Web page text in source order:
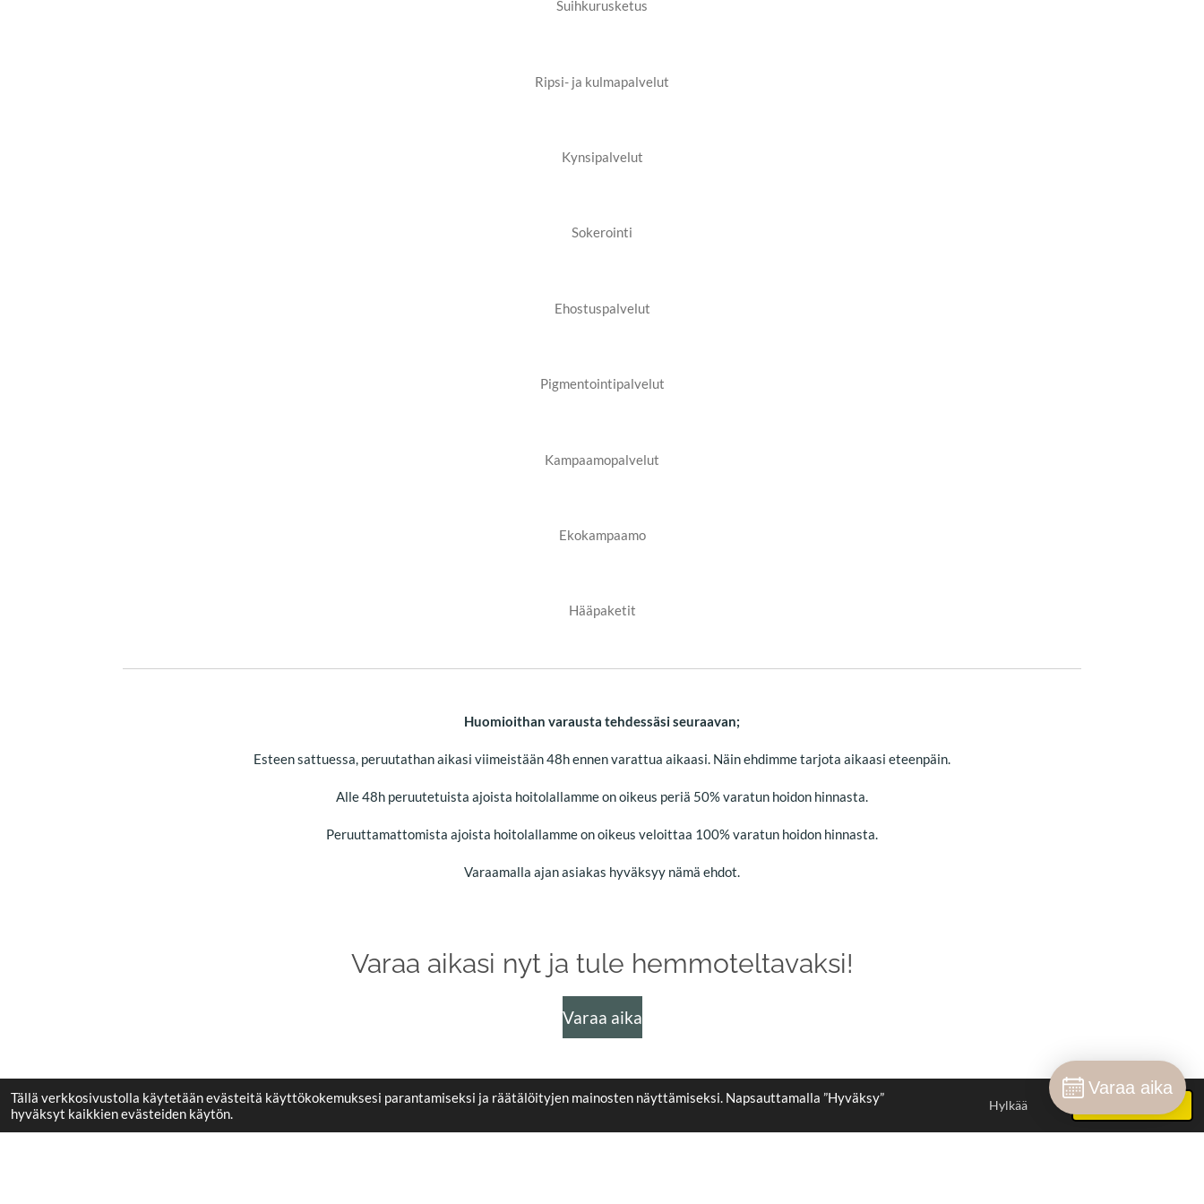
Tällä verkkosivustolla käytetään evästeitä käyttökokemuksesi parantamiseksi ja räätälöityjen mainosten näyttämiseksi. Napsauttamalla ”Hyväksy”
hyväksyt kaikkien evästeiden käytön.
Hylkää
Suihkurusketus
Ripsi- ja kulmapalvelut
Kynsipalvelut
Sokerointi
Ehostuspalvelut
Pigmentointipalvelut
Kampaamopalvelut
Ekokampaamo
Hääpaketit
Huomioithan varausta tehdessäsi seuraavan;
Esteen sattuessa, peruutathan aikasi viimeistään 48h ennen varattua aikaasi. Näin ehdimme tarjota aikaasi eteenpäin.
Alle 48h peruutetuista ajoista hoitolallamme on oikeus periä 50% varatun hoidon hinnasta.
Peruuttamattomista ajoista hoitolallamme on oikeus veloittaa 100% varatun hoidon hinnasta.
Varaamalla ajan asiakas hyväksyy nämä ehdot.
Varaa aikasi nyt ja tule hemmoteltavaksi!
Varaa aika
Varaa aika